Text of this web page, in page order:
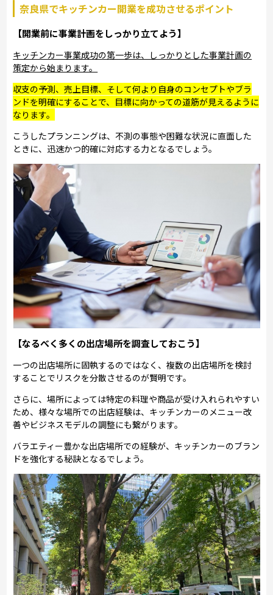
奈良県でキッチンカー開業を成功させるポイント
【開業前に事業計画をしっかり立てよう】
キッチンカー事業成功の第一歩は、しっかりとした事業計画の
策定から始まります。
収支の予測、売上目標、そして何より自身のコンセプトやブラ
ンドを明確にすることで、目標に向かっての道筋が見えるように
なります。
こうしたプランニングは、不測の事態や困難な状況に直面した
ときに、迅速かつ的確に対応する力となるでしょう。
【なるべく多くの出店場所を調査しておこう】
一つの出店場所に固執するのではなく、複数の出店場所を検討
することでリスクを分散させるのが賢明です。
さらに、場所によっては特定の料理や商品が受け入れられやすい
ため、様々な場所での出店経験は、キッチンカーのメニュー改
善やビジネスモデルの調整にも繋がります。
バラエティー豊かな出店場所での経験が、キッチンカーのブラン
ドを強化する秘訣となるでしょう。